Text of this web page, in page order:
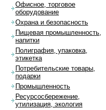
Офисное, торговое
оборудование
Охрана и безопасность
Пищевая промышленность,
напитки
Полиграфия, упаковка,
этикетка
Потребительские товары,
подарки
Промышленность
Ресурсосбережение,
утилизация, экология